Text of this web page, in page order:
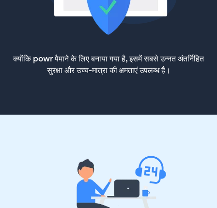
क्योंकि powr पैमाने के लिए बनाया गया है, इसमें सबसे उन्नत अंतर्निहित
सुरक्षा और उच्च-मात्रा की क्षमताएं उपलब्ध हैं।